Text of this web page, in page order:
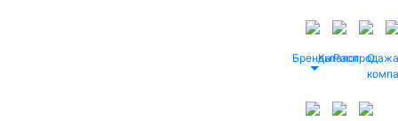
БрендыКаталог
Распродажа
О